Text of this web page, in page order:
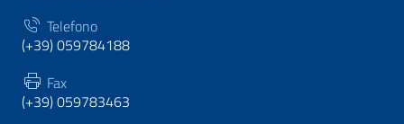
Telefono
(+39) 059784188
Fax
(+39) 059783463